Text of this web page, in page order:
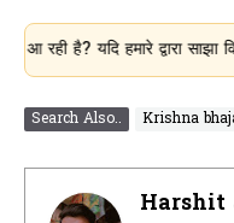
यदि हमारे द्वारा साझा किए
Search Also.. Krishna
Harshit